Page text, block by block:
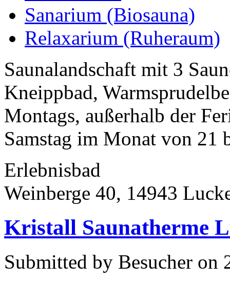
Sanarium (Biosauna)
Relaxarium (Ruheraum)
Saunalandschaft mit 3
Kneippbad,
Montags, außerhalb der
Samstag im Monat von 21
Erlebnisbad
Weinberge 40, 14943
Kristall Saunatherme
Submitted by Besucher on